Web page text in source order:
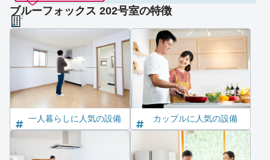
ブルーフォックス 202号室の特徴
一人暮らしに人気の設備 カップルに人気の設備